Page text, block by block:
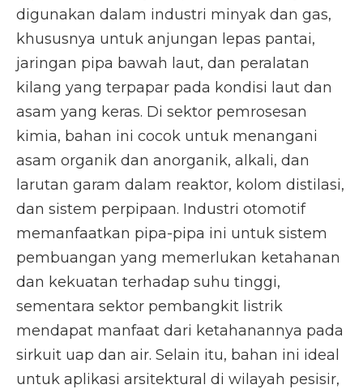
digunakan dalam industri minyak dan gas,
khususnya untuk anjungan lepas pantai,
jaringan pipa bawah laut, dan peralatan
kilang yang terpapar pada kondisi laut dan
asam yang keras. Di sektor pemrosesan
kimia, bahan ini cocok untuk menangani
asam organik dan anorganik, alkali, dan
larutan garam dalam reaktor, kolom distilasi,
dan sistem perpipaan. Industri otomotif
memanfaatkan pipa-pipa ini untuk sistem
pembuangan yang memerlukan ketahanan
dan kekuatan terhadap suhu tinggi,
sementara sektor pembangkit listrik
mendapat manfaat dari ketahanannya pada
sirkuit uap dan air. Selain itu, bahan ini ideal
untuk aplikasi arsitektural di wilayah pesisir,